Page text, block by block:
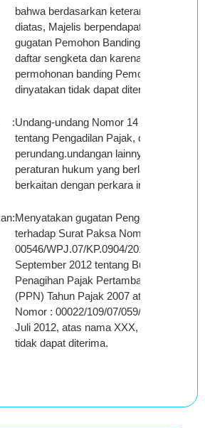
bahwa berdasarkan keterangan tersebut
diatas, Majelis berpendapat permohonan
gugatan Pemohon Banding dihapus dari
daftar sengketa dan karenanya
permohonan banding Pemohon Banding
dinyatakan tidak dapat diterima;
:Undang-undang Nomor 14 Tahun 2002
tentang Pengadilan Pajak, dan ketentuan
perundang.undangan lainnya serta
peraturan hukum yang berlaku dan yang
berkaitan dengan perkara ini;
:Menyatakan gugatan Penggugat
terhadap Surat Paksa Nomor SP-
00546/WPJ.07/KP.0904/2012 tanggal 25
September 2012 tentang Bunga
Penagihan Pajak Pertambahan Nilai
(PPN) Tahun Pajak 2007 atas STP
Nomor : 00022/109/07/059/12 tanggal 26
Juli 2012, atas nama XXX, NPWP: YYY,
tidak dapat diterima.